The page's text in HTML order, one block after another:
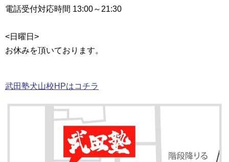
電話受付対応時間 13:00～21:30
<日曜日>
お休みを頂いております。
武田塾犬山校HPはコチラ